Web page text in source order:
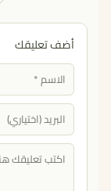
أضف تعليقك